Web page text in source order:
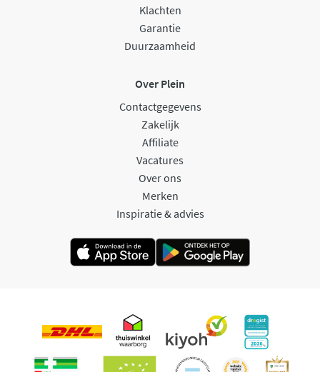
Klachten
Garantie
Duurzaamheid
Over Plein
Contactgegevens
Zakelijk
Affiliate
Vacatures
Over ons
Merken
Inspiratie & advies